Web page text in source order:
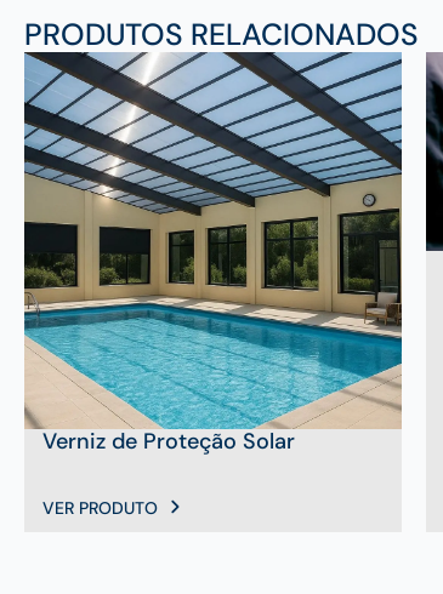
PRODUTOS RELACIONADOS
Verniz de Proteção Solar
VER PRODUTO